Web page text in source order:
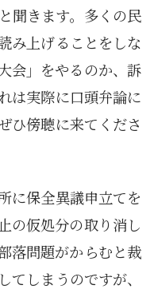
聞きます。多くの民
み上げることをしな
会」をやるのか、訴
は実際に口頭弁論に
ひ傍聴に来てくださ
に保全異議申立てを
の仮処分の取り消し
落問題がからむと裁
しまうのですが、